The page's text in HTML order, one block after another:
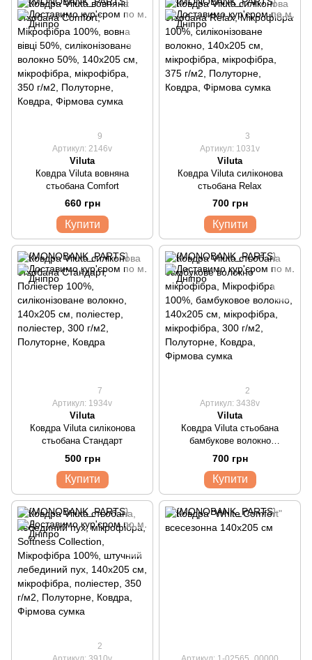
9
Артикул: 2146v
Viluta
Ковдра Viluta вовняна
стьобана Comfort
660 грн
Купити
3
Артикул: 1031v
Viluta
Ковдра Viluta силіконова
стьобана Relax
700 грн
Купити
7
Артикул: 1934v
Viluta
Ковдра Viluta силіконова
стьобана Стандарт
500 грн
Купити
2
Артикул: 3438v
Viluta
Ковдра Viluta стьобана
бамбукове волокно
мікрофібра
700 грн
Купити
2